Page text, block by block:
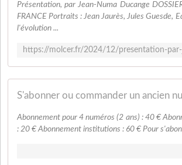
Présentation, par Jean-Numa Ducange
FRANCE Portraits : Jean Jaurès, Jules Guesde,
l'évolution ...
S'abonner ou commander un ancien
Abonnement pour 4 numéros (2 ans) : 40 €
: 20 € Abonnement institutions : 60 € Pour